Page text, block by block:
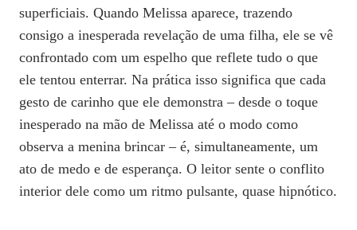
superficiais. Quando Melissa aparece, trazendo
consigo a inesperada revelação de uma filha, ele se vê
confrontado com um espelho que reflete tudo o que
ele tentou enterrar. Na prática isso significa que cada
gesto de carinho que ele demonstra – desde o toque
inesperado na mão de Melissa até o modo como
observa a menina brincar – é, simultaneamente, um
ato de medo e de esperança. O leitor sente o conflito
interior dele como um ritmo pulsante, quase hipnótico.